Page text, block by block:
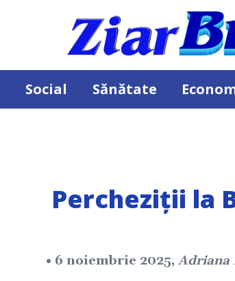
Social Sănătate
Percheziții la
• 6 noiembrie 2025,Adriana